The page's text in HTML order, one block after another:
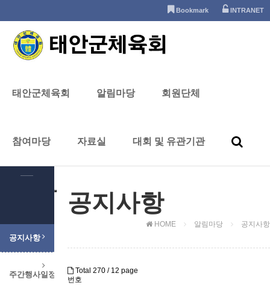
Bookmark INTRANET
태안군체육회 알림마당 회원단체
참여마당 자료실 대회 및 유관기관
알림마당
공지사항
HOME 알림마당 공지사항
Total 270 /12 page
번호
공지사항
주간행사일정